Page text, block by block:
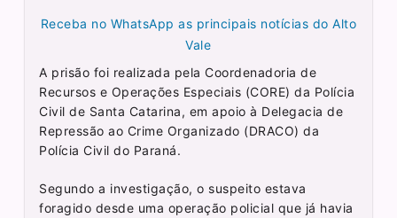
Receba no WhatsApp as principais notícias do Alto
Vale
A prisão foi realizada pela Coordenadoria de
Recursos e Operações Especiais (CORE) da Polícia
Civil de Santa Catarina, em apoio à Delegacia de
Repressão ao Crime Organizado (DRACO) da
Polícia Civil do Paraná.
Segundo a investigação, o suspeito estava
foragido desde uma operação policial que já havia